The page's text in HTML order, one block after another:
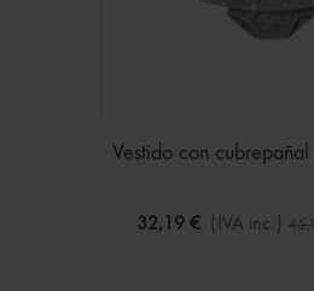
Vestido con
32,19 € (IVA inc.)